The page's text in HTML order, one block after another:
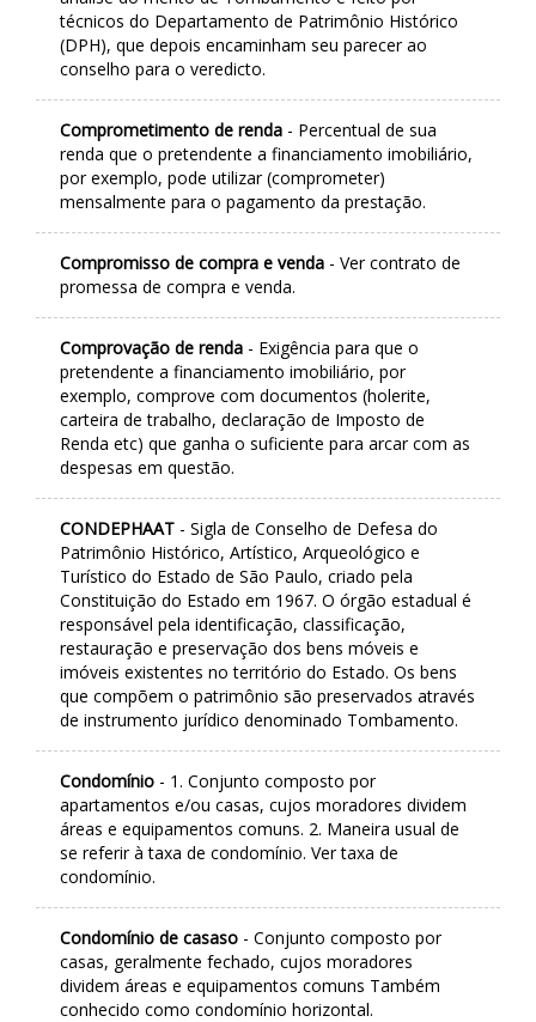
técnicos do Departamento de Patrimônio Histórico
(DPH), que depois encaminham seu parecer ao
conselho para o veredicto.
Comprometimento de renda - Percentual de sua
renda que o pretendente a financiamento imobiliário,
por exemplo, pode utilizar (comprometer)
mensalmente para o pagamento da prestação.
Compromisso de compra e venda - Ver contrato de
promessa de compra e venda.
Comprovação de renda - Exigência para que o
pretendente a financiamento imobiliário, por
exemplo, comprove com documentos (holerite,
carteira de trabalho, declaração de Imposto de
Renda etc) que ganha o suficiente para arcar com as
despesas em questão.
CONDEPHAAT - Sigla de Conselho de Defesa do
Patrimônio Histórico, Artístico, Arqueológico e
Turístico do Estado de São Paulo, criado pela
Constituição do Estado em 1967. O órgão estadual é
responsável pela identificação, classificação,
restauração e preservação dos bens móveis e
imóveis existentes no território do Estado. Os bens
que compõem o patrimônio são preservados através
de instrumento jurídico denominado Tombamento.
Condomínio - 1. Conjunto composto por
apartamentos e/ou casas, cujos moradores dividem
áreas e equipamentos comuns. 2. Maneira usual de
se referir à taxa de condomínio. Ver taxa de
condomínio.
Condomínio de casaso - Conjunto composto por
casas, geralmente fechado, cujos moradores
dividem áreas e equipamentos comuns Também
conhecido como condomínio horizontal.